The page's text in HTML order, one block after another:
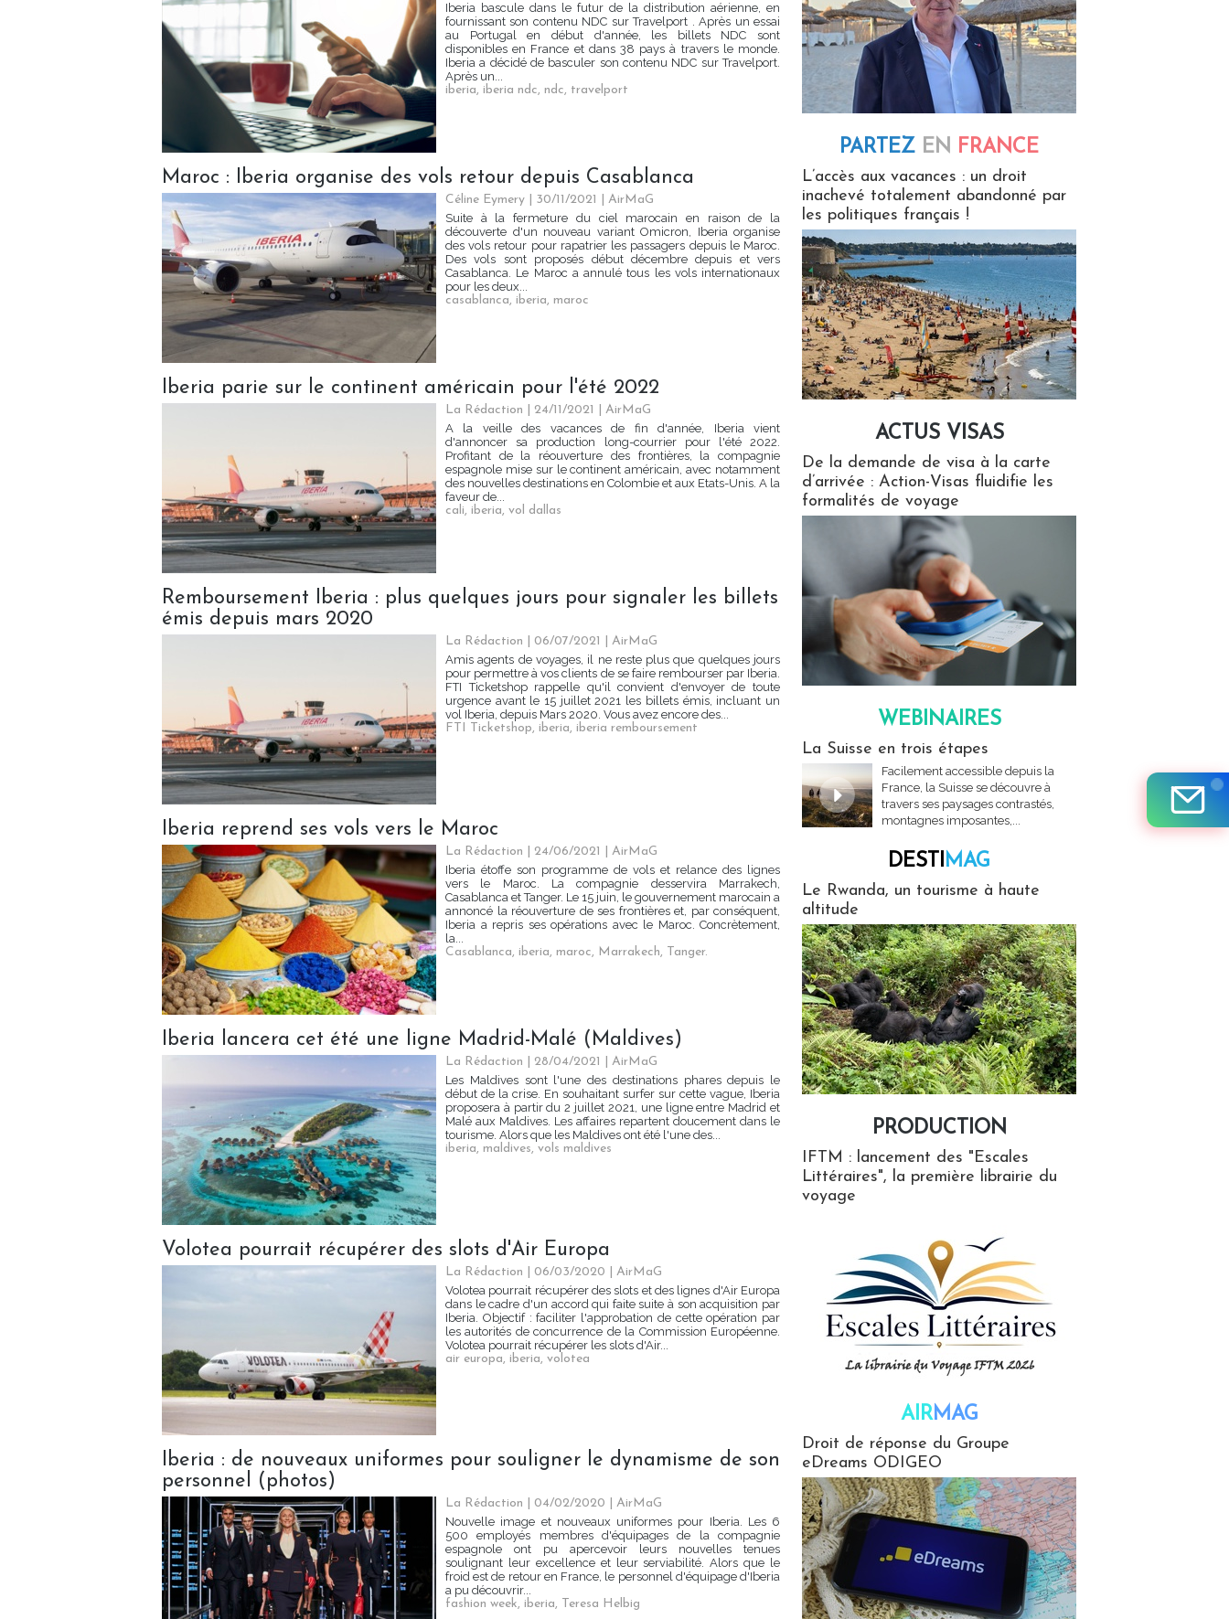
Iberia bascule dans le futur de la distribution aérienne, en
fournissant son contenu NDC sur Travelport . Après un essai
au Portugal en début d'année, les billets NDC sont
disponibles en France et dans 38 pays à travers le monde.
Iberia a décidé de basculer son contenu NDC sur Travelport.
Après un...
iberia, iberia ndc, ndc, travelport
Maroc : Iberia organise des vols retour depuis Casablanca
Céline Eymery | 30/11/2021
AirMaG
Suite à la fermeture du ciel marocain en raison de la
découverte d'un nouveau variant Omicron, Iberia organise
des vols retour pour rapatrier les passagers depuis le Maroc.
Des vols sont proposés début décembre depuis et vers
Casablanca. Le Maroc a annulé tous les vols internationaux
pour les deux...
casablanca, iberia, maroc
Iberia parie sur le continent américain pour l'été 2022
La Rédaction | 24/11/2021
AirMaG
A la veille des vacances de fin d'année, Iberia vient
d'annoncer sa production long-courrier pour l'été 2022.
Profitant de la réouverture des frontières, la compagnie
espagnole mise sur le continent américain, avec notamment
des nouvelles destinations en Colombie et aux Etats-Unis. A la
faveur de...
cali, iberia, vol dallas
Remboursement Iberia : plus quelques jours pour signaler les billets
émis depuis mars 2020
La Rédaction | 06/07/2021
AirMaG
Amis agents de voyages, il ne reste plus que quelques jours
pour permettre à vos clients de se faire rembourser par Iberia.
FTI Ticketshop rappelle qu'il convient d'envoyer de toute
urgence avant le 15 juillet 2021 les billets émis, incluant un
vol Iberia, depuis Mars 2020. Vous avez encore des...
FTI Ticketshop, iberia, iberia remboursement
Iberia reprend ses vols vers le Maroc
La Rédaction | 24/06/2021
AirMaG
Iberia étoffe son programme de vols et relance des lignes
vers le Maroc. La compagnie desservira Marrakech,
Casablanca et Tanger. Le 15 juin, le gouvernement marocain a
annoncé la réouverture de ses frontières et, par conséquent,
Iberia a repris ses opérations avec le Maroc. Concrètement,
la...
Casablanca, iberia, maroc, Marrakech, Tanger.
Iberia lancera cet été une ligne Madrid-Malé (Maldives)
La Rédaction | 28/04/2021
AirMaG
Les Maldives sont l'une des destinations phares depuis le
début de la crise. En souhaitant surfer sur cette vague, Iberia
proposera à partir du 2 juillet 2021, une ligne entre Madrid et
Malé aux Maldives. Les affaires repartent doucement dans le
tourisme. Alors que les Maldives ont été l'une des...
iberia, maldives, vols maldives
Volotea pourrait récupérer des slots d'Air Europa
La Rédaction | 06/03/2020
AirMaG
Volotea pourrait récupérer des slots et des lignes d'Air Europa
dans le cadre d'un accord qui faite suite à son acquisition par
Iberia. Objectif : faciliter l'approbation de cette opération par
les autorités de concurrence de la Commission Européenne.
Volotea pourrait récupérer les slots d'Air...
air europa, iberia, volotea
Iberia : de nouveaux uniformes pour souligner le dynamisme de son
personnel (photos)
La Rédaction | 04/02/2020
AirMaG
Nouvelle image et nouveaux uniformes pour Iberia. Les 6
500 employés membres d'équipages de la compagnie
espagnole ont pu apercevoir leurs nouvelles tenues
soulignant leur excellence et leur serviabilité. Alors que le
froid est de retour en France, le personnel d'équipage d'Iberia
a pu découvrir...
fashion week, iberia, Teresa Helbig
PARTEZ EN FRANCE
L’accès aux vacances : un droit
inachevé totalement abandonné par
les politiques français !
ACTUS VISAS
De la demande de visa à la carte
d’arrivée : Action-Visas fluidifie les
formalités de voyage
WEBINAIRES
La Suisse en trois étapes
Facilement accessible depuis la
France, la Suisse se découvre à
travers ses paysages contrastés,
montagnes imposantes,...
DESTIMAG
Le Rwanda, un tourisme à haute
altitude
PRODUCTION
IFTM : lancement des "Escales
Littéraires", la première librairie du
voyage
AIRMAG
Droit de réponse du Groupe
eDreams ODIGEO